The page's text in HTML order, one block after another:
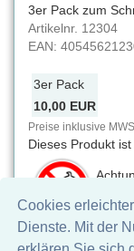
Cookies
Dienste. Mit der
3er Pack zum
Artikelnr. 12304
EAN:
3er Pack
10,00 EUR
Preise inklusive
Dieses Produkt
Auf Facebook